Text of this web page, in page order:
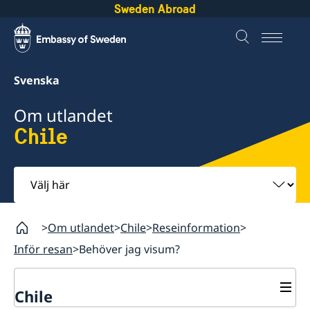
Sweden Abroad
Svenska
Om utlandet
Chile
Välj
här
Om utlandet Chile Reseinformation
Inför resan Behöver jag visum?
Chile